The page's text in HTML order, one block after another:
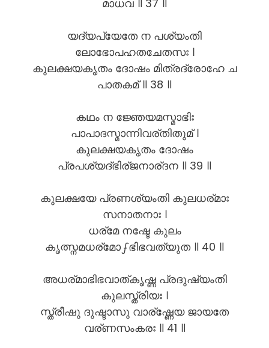
മാധവ ॥ 37 ॥
യദ്യപ്യേതേ ന പശ്യംതി
ലോഭോപഹതചേതസഃ ।
കുലക്ഷയകൃതം ദോഷം മിത്രദ്രോഹേ ച
പാതകമ് ॥ 38 ॥
കഥം ന ജ്ഞേയമസ്മാഭിഃ
പാപാദസ്മാന്നിവര്തിതുമ് ।
കുലക്ഷയകൃതം ദോഷം
പ്രപശ്യദ്ഭിര്ജനാര്ദന ॥ 39 ॥
കുലക്ഷയേ പ്രണശ്യംതി കുലധര്മാഃ
സനാതനാഃ ।
ധര്മേ നഷ്ടേ കുലം
കൃത്സ്നമധര്മോഽഭിഭവത്യുത ॥ 40 ॥
അധര്മാഭിഭവാത്കൃഷ്ണ പ്രദുഷ്യംതി
കുലസ്ത്രിയഃ ।
സ്ത്രീഷു ദുഷ്ടാസു വാര്ഷ്ണേയ ജായതേ
വര്ണസംകരഃ ॥ 41 ॥